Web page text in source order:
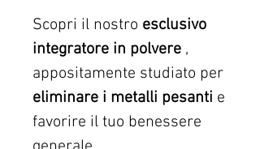
Scopri il nostro esclusivo
integratore in polvere ,
appositamente studiato per
eliminare i metalli pesanti e
favorire il tuo benessere